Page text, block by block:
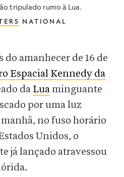
tripulado rumo à Lua.
NATIONAL
do amanhecer de 16 de
Espacial Kennedy da
da Lua minguante
por uma luz
no fuso horário
Unidos, o
já lançado atravessou